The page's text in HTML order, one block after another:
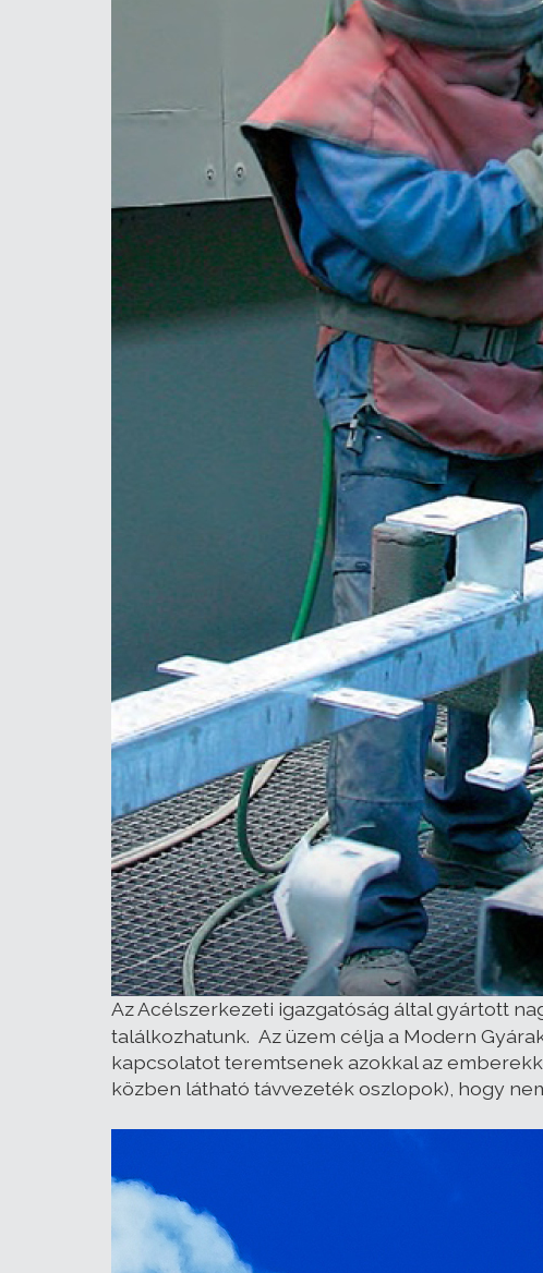
Az Acélszerkezeti igazgatóság által gyártott
találkozhatunk. Az üzem célja a Modern
kapcsolatot teremtsenek azokkal az
közben látható távvezeték oszlopok), hogy